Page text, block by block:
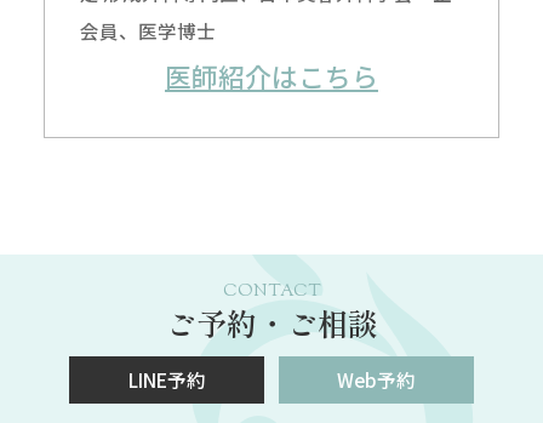
会員、医学博士
医師紹介はこちら
CONTACT
ご予約・ご相談
LINE予約 Web予約